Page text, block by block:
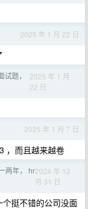
2025 年 1 月 22 日
题，
2025 年 1 月
22 日
2025 年 1 月 7 日
，而且越来越卷
两年， hr2024 年 12
月 31 日
挺不错的公司没面